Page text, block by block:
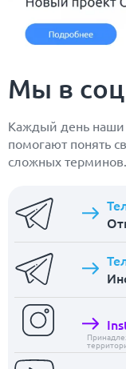
Мы в
Каждый день наши
помогают понять
сложных терминов.